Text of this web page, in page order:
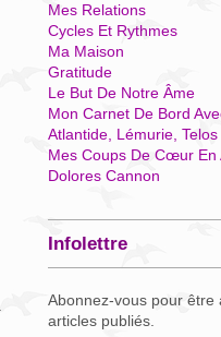
Mes Relations
Cycles Et Rythmes
Ma Maison
Gratitude
Le But De Notre Âme
Mon Carnet De Bord
Atlantide, Lémurie, Telos
Mes Coups De Cœur En
Dolores Cannon
Infolettre
Abonnez-vous pour être
articles publiés.